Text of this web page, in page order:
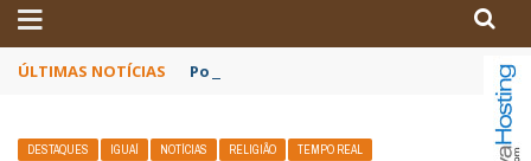
ÚLTIMAS NOTÍCIAS Poetas baianos representam o Brasil no
DESTAQUES IGUAÍ NOTÍCIAS RELIGIÃO TEMPO REAL